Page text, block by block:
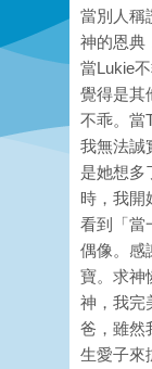
當別人稱
神的恩典
當Lukie
覺得是其
不乖。當
我無法誠
是她想多
時，我開
看到「當
偶像。感
寶。求神
神，我完
爸，雖然
生愛子來